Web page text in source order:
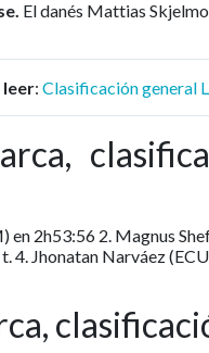
El danés Mattias
leer: Clasificación general
en 2h53:56 2. Magnus
4. Jhonatan Narváez